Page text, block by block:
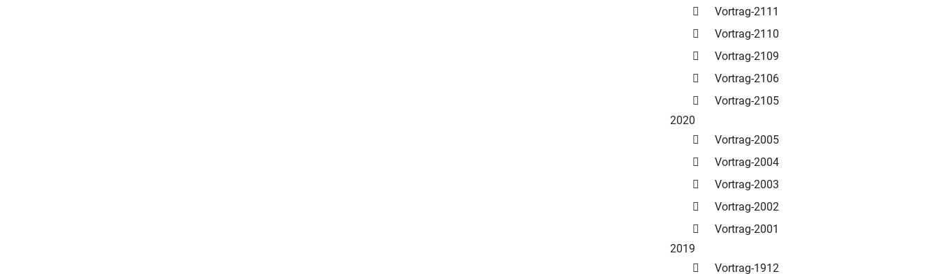
Vortrag-2111
Vortrag-2110
Vortrag-2109
Vortrag-2106
Vortrag-2105
2020
Vortrag-2005
Vortrag-2004
Vortrag-2003
Vortrag-2002
Vortrag-2001
2019
Vortrag-1912